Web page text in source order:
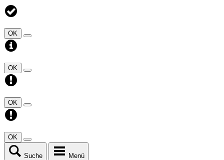
OK
OK
OK
OK
Suche Menü